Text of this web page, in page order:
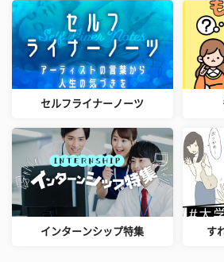
セルフライナーノーツ
インターンシップ特集 す